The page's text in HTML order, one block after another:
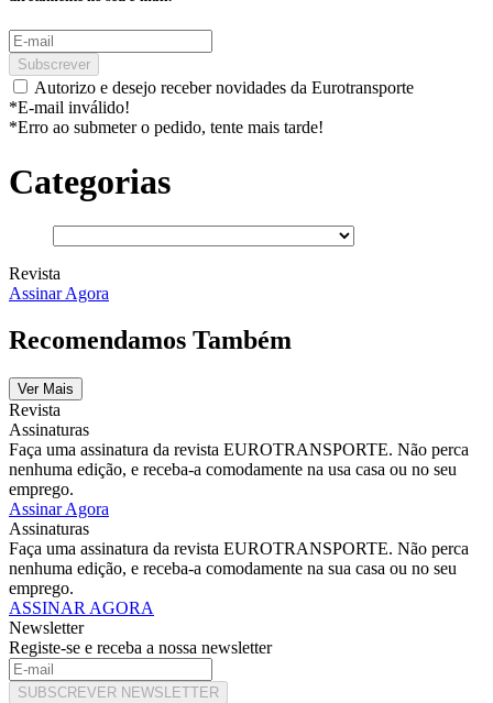
Subscrever
Autorizo e desejo receber novidades da Eurotransporte
*E-mail inválido!
*Erro ao submeter o pedido, tente mais tarde!
Categorias
Revista
Assinar Agora
Recomendamos Também
Ver Mais
Revista
Assinaturas
Faça uma assinatura da revista EUROTRANSPORTE. Não perca
nenhuma edição, e receba-a comodamente na usa casa ou no seu
emprego.
Assinar Agora
Assinaturas
Faça uma assinatura da revista EUROTRANSPORTE. Não perca
nenhuma edição, e receba-a comodamente na sua casa ou no seu
emprego.
ASSINAR AGORA
Newsletter
Registe-se e receba a nossa newsletter
SUBSCREVER NEWSLETTER